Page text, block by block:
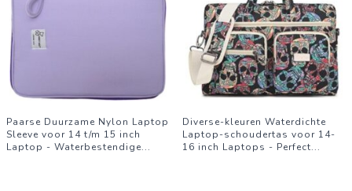
Paarse Duurzame Nylon Laptop
Sleeve voor 14 t/m 15 inch
Laptop - Waterbestendige...
Diverse-kleuren Waterdichte
Laptop-schoudertas voor 14-
16 inch Laptops - Perfect...